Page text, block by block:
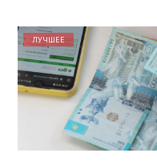
ЛУЧШЕЕ